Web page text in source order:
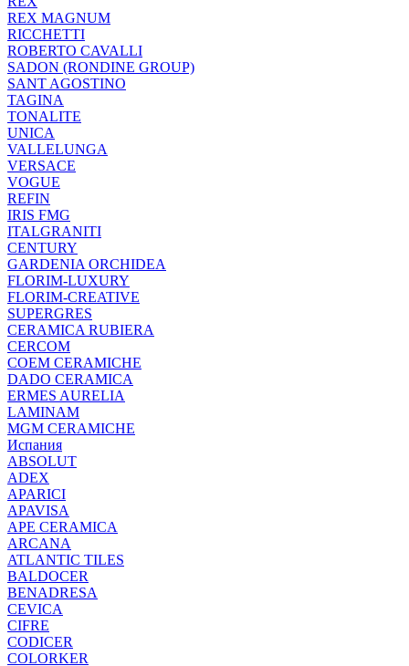
REX MAGNUM
RICCHETTI
ROBERTO CAVALLI
SADON (RONDINE GROUP)
SANT AGOSTINO
TAGINA
TONALITE
UNICA
VALLELUNGA
VERSACE
VOGUE
REFIN
IRIS FMG
ITALGRANITI
CENTURY
GARDENIA ORCHIDEA
FLORIM-LUXURY
FLORIM-CREATIVE
SUPERGRES
CERAMICA RUBIERA
CERCOM
COEM CERAMICHE
DADO CERAMICA
ERMES AURELIA
LAMINAM
MGM CERAMICHE
Испания
ABSOLUT
ADEX
APARICI
APAVISA
APE CERAMICA
ARCANA
ATLANTIC TILES
BALDOCER
BENADRESA
CEVICA
CIFRE
CODICER
COLORKER